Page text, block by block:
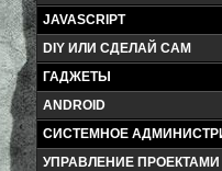
JAVASCRIPT
DIY ИЛИ СДЕЛАЙ САМ
ГАДЖЕТЫ
ANDROID
СИСТЕМНОЕ
УПРАВЛЕНИЕ ПРОЕКТАМИ